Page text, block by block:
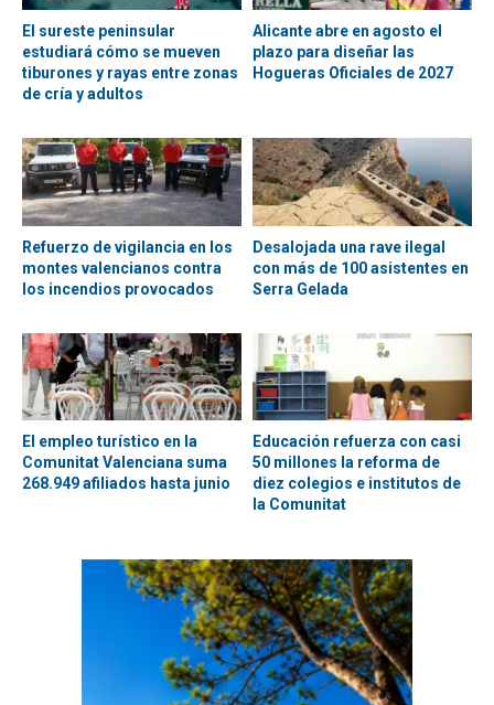
El sureste peninsular
estudiará cómo se mueven
tiburones y rayas entre zonas
de cría y adultos
Alicante abre en agosto el
plazo para diseñar las
Hogueras Oficiales de 2027
Refuerzo de vigilancia en los
montes valencianos contra
los incendios provocados
Desalojada una rave ilegal
con más de 100 asistentes en
Serra Gelada
El empleo turístico en la
Comunitat Valenciana suma
268.949 afiliados hasta junio
Educación refuerza con casi
50 millones la reforma de
diez colegios e institutos de
la Comunitat